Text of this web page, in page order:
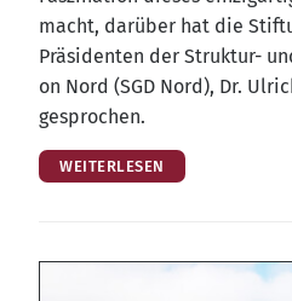
macht, dar­über hat die
Prä­si­den­ten der Struk­tur-
on Nord (SGD Nord), Dr.
gesprochen.
WEITERLESEN